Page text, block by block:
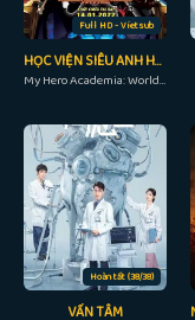
Full HD - Vietsub
HỌC VIỆN SIÊU ANH HÙNG: NHIỆM VỤ GIẢI CỨU THẾ GIỚI
My Hero Academia: World Heroes' Mission (2021)
Hoàn tất (38/38)
VẤN TÂM